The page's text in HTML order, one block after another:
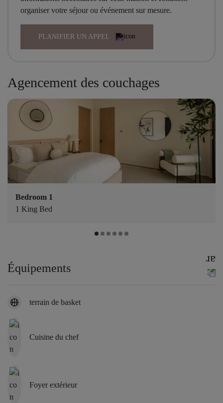
organiser votre séjour ou événement sur mesure.
PLANIFIER UN APPEL
Agencement des couchages
Bedroom 1
1 King Bed
Équipements
terrain de basket
Cuisine du chef
Foyer extérieur